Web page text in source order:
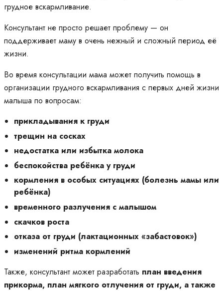
грудное вскармливание.
Консультант не просто решает проблему — он
поддерживает маму в очень нежный и сложный период её
жизни.
Во время консультации мама может получить помощь в
организации грудного вскармливания с первых дней жизни
малыша по вопросам:
прикладывания к груди
трещин на сосках
недостатка или избытка молока
беспокойства ребёнка у груди
кормления в особых ситуациях (болезнь мамы или
ребёнка)
временного разлучения с малышом
скачков роста
отказа от груди (лактационных «забастовок»)
изменений ритма кормлений
Также, консультант может разработать план введения
прикорма, план мягкого отлучения от груди, а также